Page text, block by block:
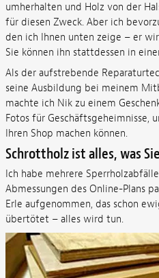
umherhalten und Holz von der
für diesen Zweck. Aber ich
den ich Ihnen unten zeige – er
Sie können ihn stattdessen in
Als der aufstrebende
seine Ausbildung bei meinem
machte ich Nik zu einem
Fotos für Geschäftsgeheimnisse,
Ihren Shop machen können.
Schrottholz ist alles, was
Ich habe mehrere
Abmessungen des Online-Plans
Erle aufgenommen, das schon
übertötet – alles wird tun.